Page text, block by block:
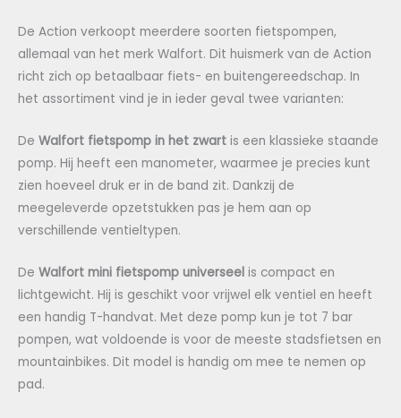
De Action verkoopt meerdere soorten fietspompen,
allemaal van het merk Walfort. Dit huismerk van de Action
richt zich op betaalbaar fiets- en buitengereedschap. In
het assortiment vind je in ieder geval twee varianten:
De Walfort fietspomp in het zwart is een klassieke staande
pomp. Hij heeft een manometer, waarmee je precies kunt
zien hoeveel druk er in de band zit. Dankzij de
meegeleverde opzetstukken pas je hem aan op
verschillende ventieltypen.
De Walfort mini fietspomp universeel is compact en
lichtgewicht. Hij is geschikt voor vrijwel elk ventiel en heeft
een handig T-handvat. Met deze pomp kun je tot 7 bar
pompen, wat voldoende is voor de meeste stadsfietsen en
mountainbikes. Dit model is handig om mee te nemen op
pad.